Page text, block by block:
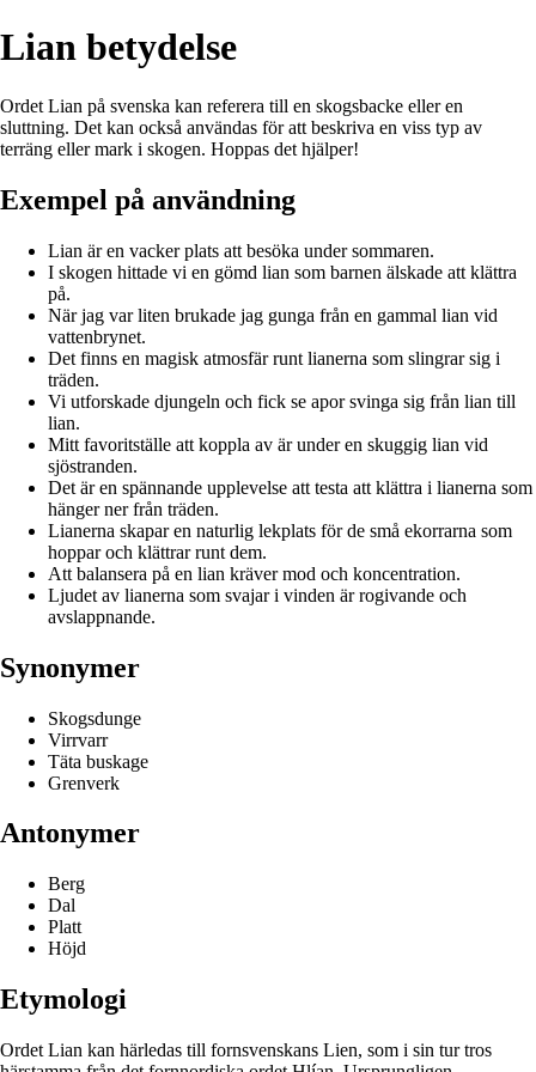
Lian betydelse
Ordet Lian på svenska kan referera till en skogsbacke eller en
sluttning. Det kan också användas för att beskriva en viss typ av
terräng eller mark i skogen. Hoppas det hjälper!
Exempel på användning
Lian är en vacker plats att besöka under sommaren.
I skogen hittade vi en gömd lian som barnen älskade att klättra
på.
När jag var liten brukade jag gunga från en gammal lian vid
vattenbrynet.
Det finns en magisk atmosfär runt lianerna som slingrar sig i
träden.
Vi utforskade djungeln och fick se apor svinga sig från lian till
lian.
Mitt favoritställe att koppla av är under en skuggig lian vid
sjöstranden.
Det är en spännande upplevelse att testa att klättra i lianerna som
hänger ner från träden.
Lianerna skapar en naturlig lekplats för de små ekorrarna som
hoppar och klättrar runt dem.
Att balansera på en lian kräver mod och koncentration.
Ljudet av lianerna som svajar i vinden är rogivande och
avslappnande.
Synonymer
Skogsdunge
Virrvarr
Täta buskage
Grenverk
Antonymer
Berg
Dal
Platt
Höjd
Etymologi
Ordet Lian kan härledas till fornsvenskans Lien, som i sin tur tros